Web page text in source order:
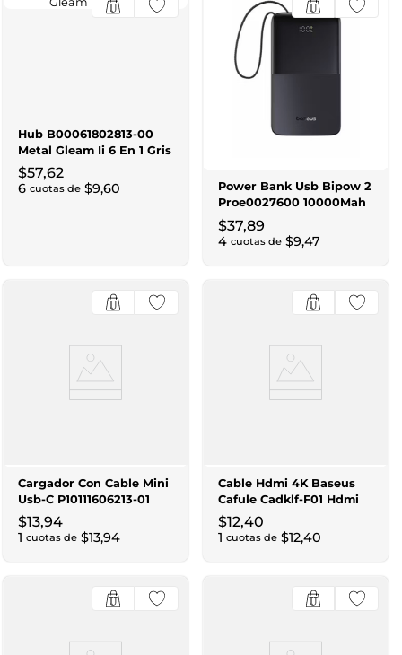
Hub B00061802813-00
Metal Gleam Ii 6 En 1 Gris
$57,62
6 cuotas de $9,60
Power Bank Usb Bipow 2
Proe0027600 10000Mah
22.5W Cable Negro
$37,89
4 cuotas de $9,47
Cargador Con Cable Mini
Usb-C P10111606213-01
Palm 1C 30W Us Blanco
$13,94
1 cuotas de $13,94
Cable Hdmi 4K Baseus
Cafule Cadklf-F01 Hdmi
Macho A Hdmi Macho 2M
Negro
$12,40
1 cuotas de $12,40